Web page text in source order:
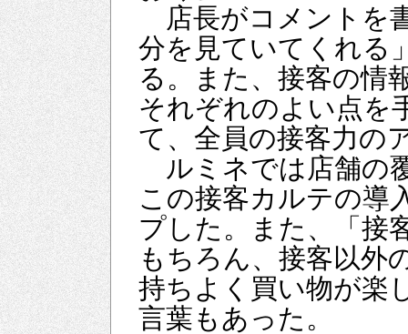
店長がコメントを
分を見ていてくれる
る。また、接客の情
それぞれのよい点を
て、全員の接客力の
ルミネでは店舗の
この接客カルテの導
プした。また、「接
もちろん、接客以外
持ちよく買い物が楽
言葉もあった。